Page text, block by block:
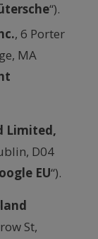
“).
, 6 Porter
MA
Limited,
D04
EU“).
St,